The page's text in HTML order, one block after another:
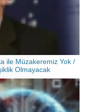
ile Müzakeremiz Yok /
Olmayacak